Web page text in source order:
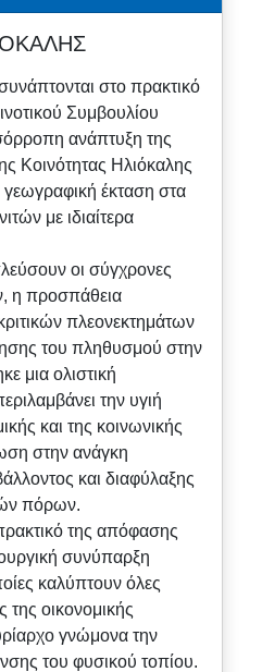
στο πρακτικό
Συμβουλίου
ανάπτυξη της
Κοινότητας Ηλιόκαλης
γεωγραφική έκταση στα
με ιδιαίτερα
οι σύγχρονες
η προσπάθεια
πλεονεκτημάτων
του πληθυσμού στην
μια ολιστική
την υγιή
και της κοινωνικής
στην ανάγκη
και διαφύλαξης
πόρων.
της απόφασης
συνύπαρξη
καλύπτουν όλες
της οικονομικής
γνώμονα την
του φυσικού τοπίου.